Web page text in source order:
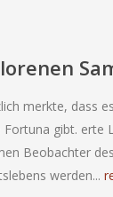
merkte, dass
Fortuna gibt. erte
Beobachter
werden...